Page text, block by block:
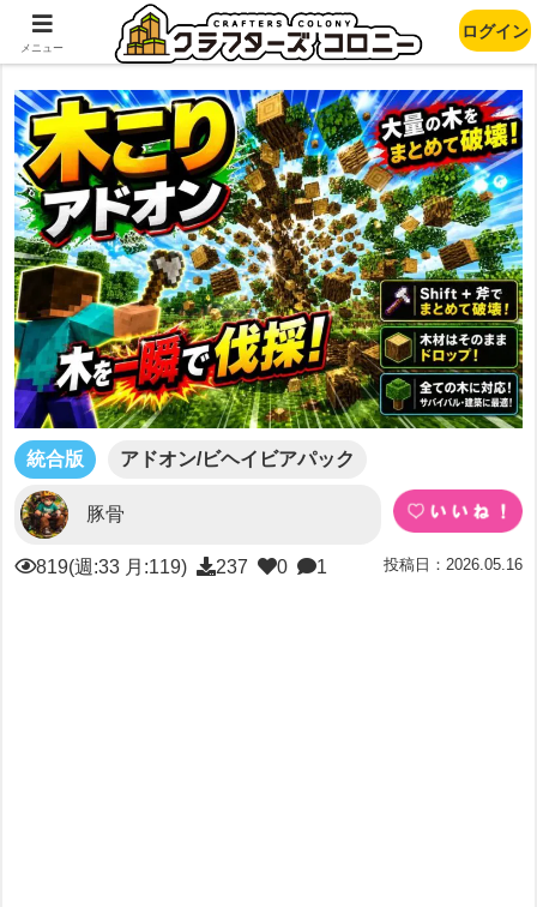
Trer Cutter
統合版 アドオン/ビヘイビアパック
豚骨
819(週:33 月:119) 237 0 1 投稿日：2026.05.16
メニュー
ログイン